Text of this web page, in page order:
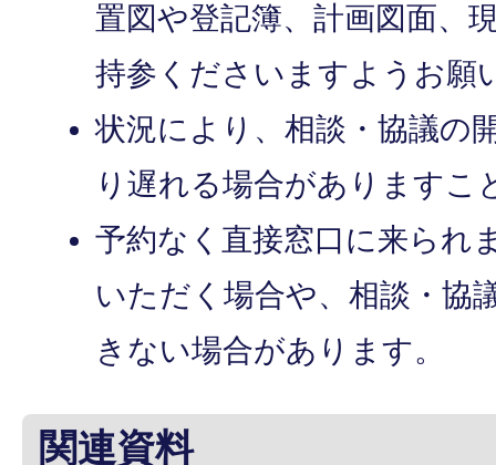
置図や登記簿、計画図面、
持参くださいますようお願
状況により、相談・協議の
り遅れる場合がありますこ
予約なく直接窓口に来られ
いただく場合や、相談・協
きない場合があります。
関連資料